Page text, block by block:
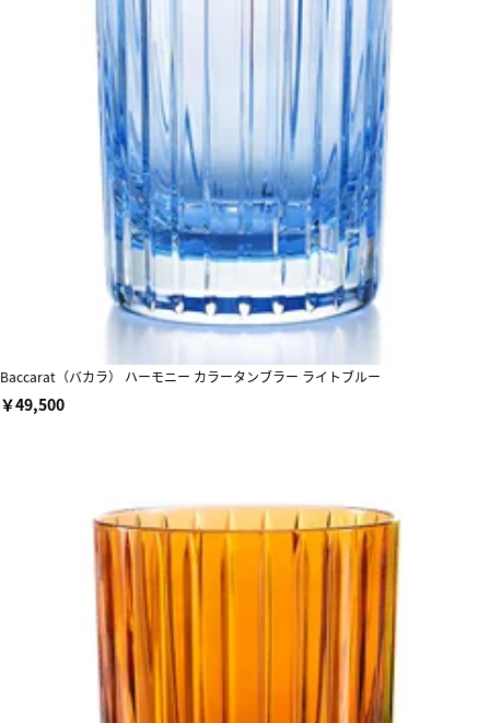
Baccarat（バカラ） ハーモニー カラータンブラー ライトブルー
￥49,500